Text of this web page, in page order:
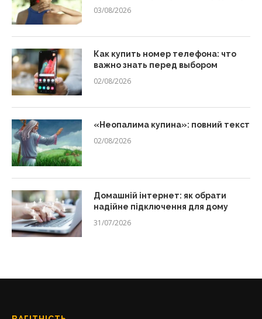
03/08/2026
Как купить номер телефона: что
важно знать перед выбором
02/08/2026
«Неопалима купина»: повний текст
02/08/2026
Домашній інтернет: як обрати
надійне підключення для дому
31/07/2026